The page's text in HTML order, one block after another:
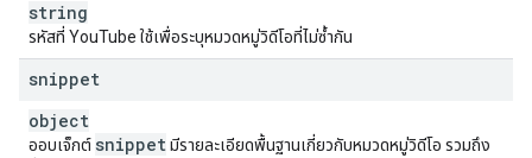
string
รหัสที่ YouTube ใช้เพื่อระบุหมวดหมู่วิดีโอที่ไม่ซ้ำกัน
snippet
object
ออบเจ็กต์ snippetมีรายละเอียดพื้นฐานเกี่ยวกับหมวดหมู่วิดีโอ รวมถึง